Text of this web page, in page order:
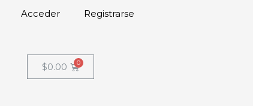
Acceder Registrarse
$0.00